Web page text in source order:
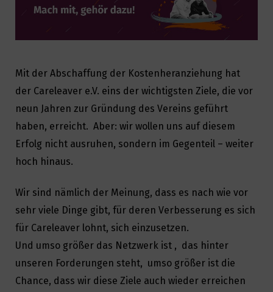
Mit der Abschaffung der Kostenheranziehung hat
der Careleaver e.V. eins der wichtigsten Ziele, die vor
neun Jahren zur Gründung des Vereins geführt
haben, erreicht. Aber: wir wollen uns auf diesem
Erfolg nicht ausruhen, sondern im Gegenteil – weiter
hoch hinaus.
Wir sind nämlich der Meinung, dass es nach wie vor
sehr viele Dinge gibt, für deren Verbesserung es sich
für Careleaver lohnt, sich einzusetzen.
Und umso größer das Netzwerk ist , das hinter
unseren Forderungen steht, umso größer ist die
Chance, dass wir diese Ziele auch wieder erreichen